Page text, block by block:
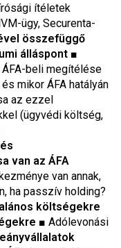
ítéletek
ügy, Securenta-
összefüggő
álláspont ■
beli megítélése
mikor ÁFA hatályán
az ezzel
(ügyvédi költség,
van az ÁFA
van annak,
ha passzív holding?
költségekre
■ Adólevonási